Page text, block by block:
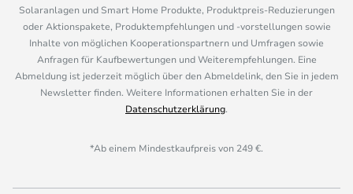
Solaranlagen und Smart Home Produkte, Produktpreis-Reduzierungen
oder Aktionspakete, Produktempfehlungen und -vorstellungen sowie
Inhalte von möglichen Kooperationspartnern und Umfragen sowie
Anfragen für Kaufbewertungen und Weiterempfehlungen. Eine
Abmeldung ist jederzeit möglich über den Abmeldelink, den Sie in jedem
Newsletter finden. Weitere Informationen erhalten Sie in der
Datenschutzerklärung.
*Ab einem Mindestkaufpreis von 249 €.